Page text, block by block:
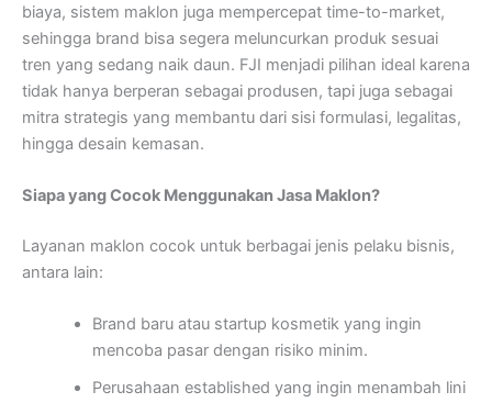
biaya, sistem maklon juga mempercepat time-to-market,
sehingga brand bisa segera meluncurkan produk sesuai
tren yang sedang naik daun. FJI menjadi pilihan ideal karena
tidak hanya berperan sebagai produsen, tapi juga sebagai
mitra strategis yang membantu dari sisi formulasi, legalitas,
hingga desain kemasan.
Siapa yang Cocok Menggunakan Jasa Maklon?
Layanan maklon cocok untuk berbagai jenis pelaku bisnis,
antara lain:
Brand baru atau startup kosmetik yang ingin
mencoba pasar dengan risiko minim.
Perusahaan established yang ingin menambah lini